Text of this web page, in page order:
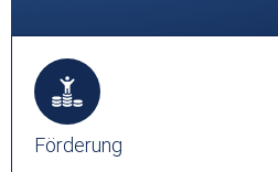
Förderung